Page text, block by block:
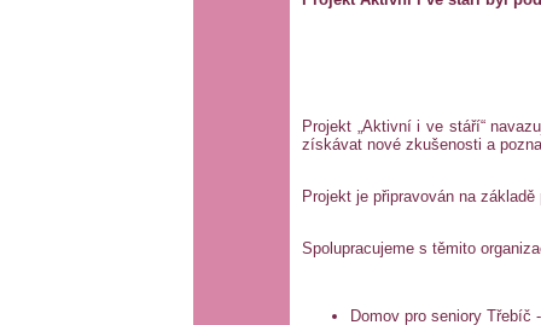
Projekt „Aktivní i ve stáří“
získávat nové zkušenosti a
Projekt je připravován na
Spolupracujeme s těmito
Domov pro seniory Třebíč